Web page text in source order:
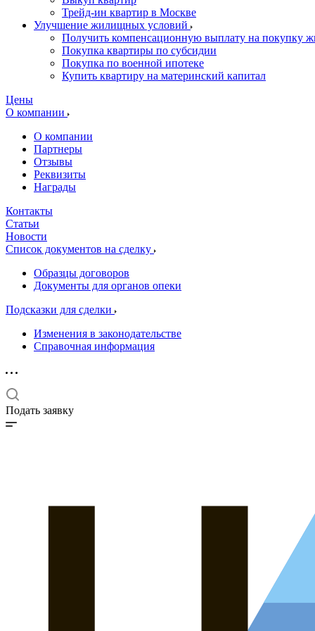
Трейд-ин квартир в Москве
Улучшение жилищных условий
Получить компенсационную выплату на покупку
Покупка квартиры по субсидии
Покупка по военной ипотеке
Купить квартиру на материнский капитал
Цены
О компании
О компании
Партнеры
Отзывы
Реквизиты
Награды
Контакты
Статьи
Новости
Список документов на сделку
Образцы договоров
Документы для органов опеки
Подсказки для сделки
Изменения в законодательстве
Справочная информация
Подать заявку